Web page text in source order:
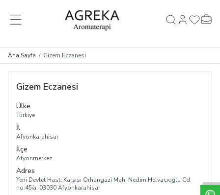
MENÜ Hesabım
Ana Sayfa / Gizem Eczanesi
Gizem Eczanesi
Ülke
Türkiye
İl
Afyonkarahisar
İlçe
Afyonmerkez
Adres
Yeni Devlet Hast. Karşısı Orhangazi Mah, Nedim Helvacıoğlu Cd.
no:45/a, 03030 Afyonkarahisar